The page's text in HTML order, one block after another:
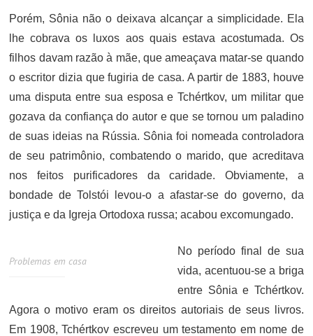
Porém, Sônia não o deixava alcançar a simplicidade. Ela
lhe cobrava os luxos aos quais estava acostumada. Os
filhos davam razão à mãe, que ameaçava matar-se quando
o escritor dizia que fugiria de casa. A partir de 1883, houve
uma disputa entre sua esposa e Tchértkov, um militar que
gozava da confiança do autor e que se tornou um paladino
de suas ideias na Rússia. Sônia foi nomeada controladora
de seu patrimônio, combatendo o marido, que acreditava
nos feitos purificadores da caridade. Obviamente, a
bondade de Tolstói levou-o a afastar-se do governo, da
justiça e da Igreja Ortodoxa russa; acabou excomungado.
Problemas em casa
No período final de sua
vida, acentuou-se a briga
entre Sônia e Tchértkov.
Agora o motivo eram os direitos autoriais de seus livros.
Em 1908, Tchértkov escreveu um testamento em nome de